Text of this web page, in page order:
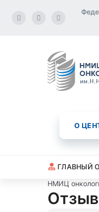
О
ГЛАВНЫЙ
НМИЦ